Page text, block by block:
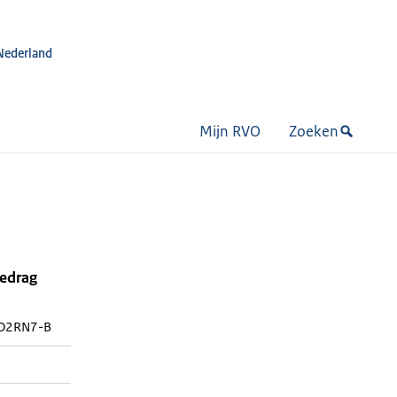
Mijn RVO Zoeken
B